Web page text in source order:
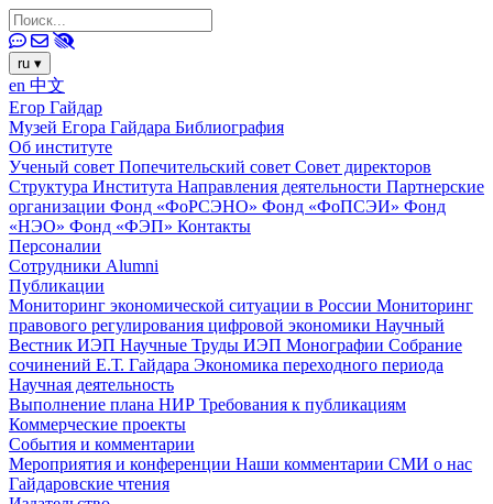
ru ▾
en 中文
Егор Гайдар
Музей Егора Гайдара Библиография
Об институте
Ученый совет Попечительский совет Совет директоров
Структура Института Направления деятельности Партнерские
организации Фонд «ФоРСЭНО» Фонд «ФоПСЭИ» Фонд
«НЭО» Фонд «ФЭП» Контакты
Персоналии
Сотрудники Alumni
Публикации
Мониторинг экономической ситуации в России Мониторинг
правового регулирования цифровой экономики Научный
Вестник ИЭП Научные Труды ИЭП Монографии Собрание
сочинений Е.Т. Гайдара Экономика переходного периода
Научная деятельность
Выполнение плана НИР Требования к публикациям
Коммерческие проекты
События и комментарии
Мероприятия и конференции Наши комментарии СМИ о нас
Гайдаровские чтения